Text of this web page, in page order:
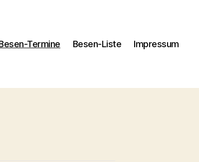
Termine Besen-Liste Impressum